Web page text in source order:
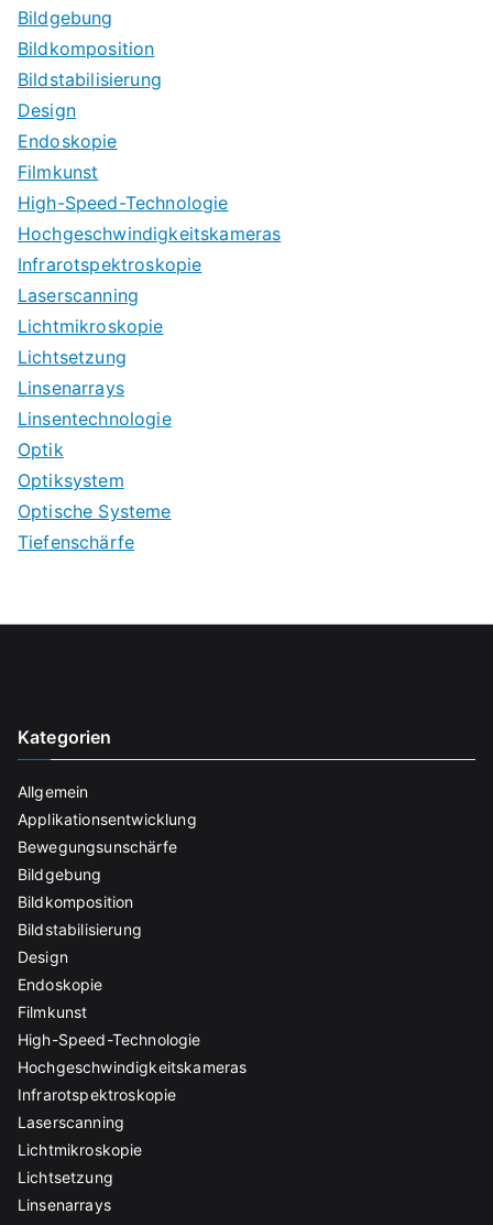
Bildgebung
Bildkomposition
Bildstabilisierung
Design
Endoskopie
Filmkunst
High-Speed-Technologie
Hochgeschwindigkeitskameras
Infrarotspektroskopie
Laserscanning
Lichtmikroskopie
Lichtsetzung
Linsenarrays
Linsentechnologie
Optik
Optiksystem
Optische Systeme
Tiefenschärfe
Kategorien
Allgemein
Applikationsentwicklung
Bewegungsunschärfe
Bildgebung
Bildkomposition
Bildstabilisierung
Design
Endoskopie
Filmkunst
High-Speed-Technologie
Hochgeschwindigkeitskameras
Infrarotspektroskopie
Laserscanning
Lichtmikroskopie
Lichtsetzung
Linsenarrays